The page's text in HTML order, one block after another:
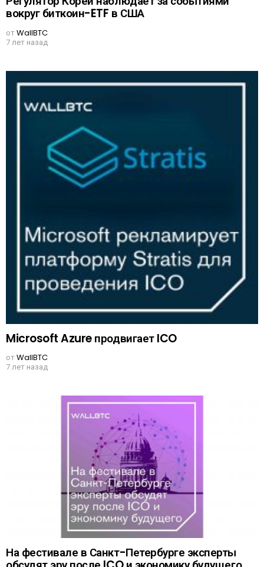
вокруг биткоин-ETF в США
отWallBTC
7 лет назад
Microsoft Azure продвигает ICO
отWallBTC
7 лет назад
На фестивале в Санкт-Петербурге эксперты